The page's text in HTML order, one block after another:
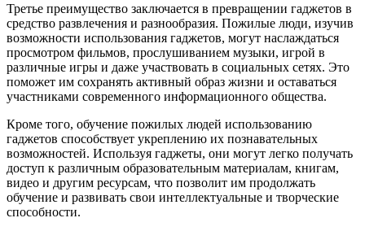
Третье преимущество заключается в превращении гаджетов в
средство развлечения и разнообразия. Пожилые люди, изучив
возможности использования гаджетов, могут наслаждаться
просмотром фильмов, прослушиванием музыки, игрой в
различные игры и даже участвовать в социальных сетях. Это
поможет им сохранять активный образ жизни и оставаться
участниками современного информационного общества.
Кроме того, обучение пожилых людей использованию
гаджетов способствует укреплению их познавательных
возможностей. Используя гаджеты, они могут легко получать
доступ к различным образовательным материалам, книгам,
видео и другим ресурсам, что позволит им продолжать
обучение и развивать свои интеллектуальные и творческие
способности.